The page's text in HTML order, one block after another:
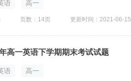
语 高一
页数：14页 更新时间：2021-06-15
高一英语下学期期末考试试题
语 高一